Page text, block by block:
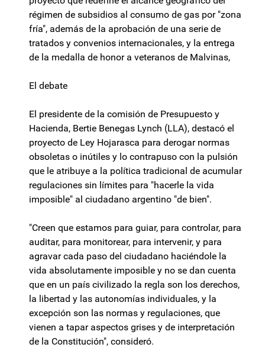
régimen de subsidios al consumo de gas por "zona
fría", además de la aprobación de una serie de
tratados y convenios internacionales, y la entrega
de la medalla de honor a veteranos de Malvinas,
El debate
El presidente de la comisión de Presupuesto y
Hacienda, Bertie Benegas Lynch (LLA), destacó el
proyecto de Ley Hojarasca para derogar normas
obsoletas o inútiles y lo contrapuso con la pulsión
que le atribuye a la política tradicional de acumular
regulaciones sin límites para "hacerle la vida
imposible" al ciudadano argentino "de bien".
"Creen que estamos para guiar, para controlar, para
auditar, para monitorear, para intervenir, y para
agravar cada paso del ciudadano haciéndole la
vida absolutamente imposible y no se dan cuenta
que en un país civilizado la regla son los derechos,
la libertad y las autonomías individuales, y la
excepción son las normas y regulaciones, que
vienen a tapar aspectos grises y de interpretación
de la Constitución", consideró.